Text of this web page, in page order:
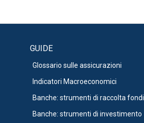
GUIDE
Glossario sulle assicurazioni
Indicatori Macroeconomici
Banche: strumenti di raccolta fondi
Banche: strumenti di investimento